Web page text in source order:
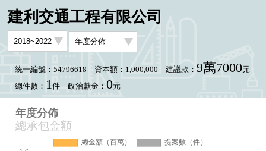
看廠商
建利交通工程有限公司
統一編號：54796618 資本額：1,000,000 建議款： 9萬7000元
總件數： 1件 政治獻金： 0元
年度分佈
總承包金額